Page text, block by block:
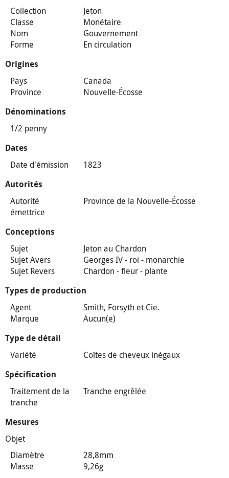
Collection
Jeton
Classe
Monétaire
Nom
Gouvernement
Forme
En circulation
Origines
Pays
Canada
Province
Nouvelle-Écosse
Dénominations
1/2 penny
Dates
Date d'émission 1823
Autorités
Autorité
émettrice
Province de la Nouvelle-Écosse
Conceptions
Sujet
Jeton au Chardon
Sujet Avers
Georges IV - roi - monarchie
Sujet Revers
Chardon - fleur - plante
Types de production
Agent
Smith, Forsyth et Cie.
Marque
Aucun(e)
Type de détail
Variété Coîtes de cheveux inégaux
Spécification
Traitement de la
tranche
Tranche engrêlée
Mesures
Objet
Diamètre
28,8mm
Masse
9,26g